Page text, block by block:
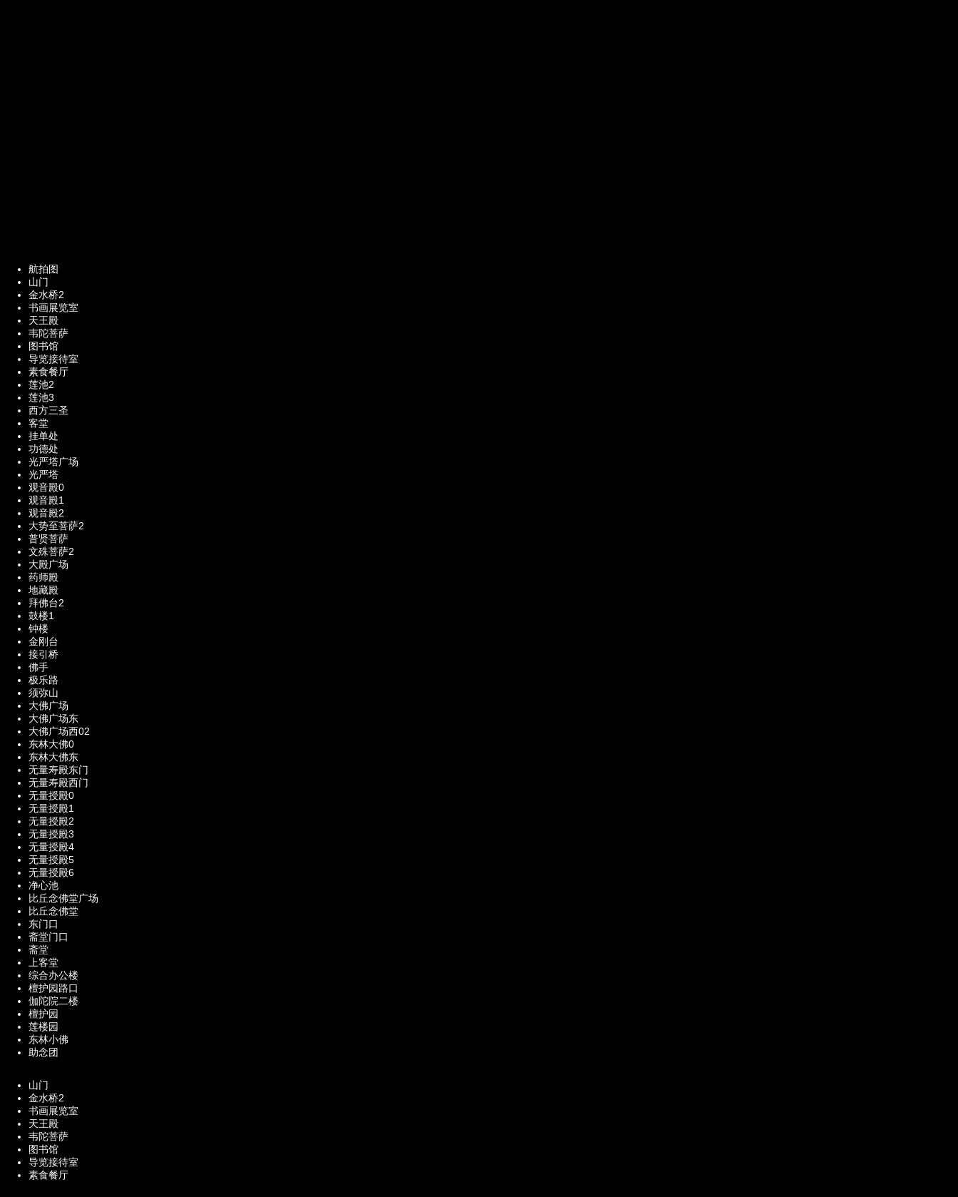
航拍图
山门
金水桥2
书画展览室
天王殿
韦陀菩萨
图书馆
导览接待室
素食餐厅
莲池2
莲池3
西方三圣
客堂
挂单处
功德处
光严塔广场
光严塔
观音殿0
观音殿1
观音殿2
大势至菩萨2
普贤菩萨
文殊菩萨2
大殿广场
药师殿
地藏殿
拜佛台2
鼓楼1
钟楼
金刚台
接引桥
佛手
极乐路
须弥山
大佛广场
大佛广场东
大佛广场西02
东林大佛0
东林大佛东
无量寿殿东门
无量寿殿西门
无量授殿0
无量授殿1
无量授殿2
无量授殿3
无量授殿4
无量授殿5
无量授殿6
净心池
比丘念佛堂广场
比丘念佛堂
东门口
斋堂门口
斋堂
上客堂
综合办公楼
檀护园路口
伽陀院二楼
檀护园
莲楼园
东林小佛
助念团
山门
金水桥2
书画展览室
天王殿
韦陀菩萨
图书馆
导览接待室
素食餐厅